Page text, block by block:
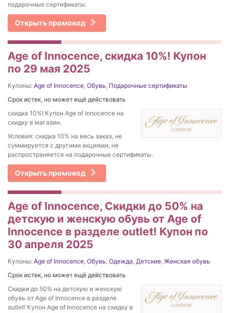
подарочные сертификаты.
Открыть промокод
Age of Innocence, скидка 10%! Купон
по 29 мая 2025
Купоны: Age of Innocence, Обувь, Подарочные сертификаты
Срок истек, но может ещё действовать
скидка 10%! Купон Age of Innocence на
скидку в магазин.
Условия: скидка 10% на весь заказ, не
суммируется с другими акциями, не
распространяется на подарочные сертификаты.
Открыть промокод
Age of Innocence, Скидки до 50% на
детскую и женскую обувь от Age of
Innocence в разделе outlet! Купон по
30 апреля 2025
Купоны: Age of Innocence, Обувь, Одежда, Детские, Женская обувь
Срок истек, но может ещё действовать
Скидки до 50% на детскую и женскую
обувь от Age of Innocence в разделе
outlet! Купон Age of Innocence на скидку в